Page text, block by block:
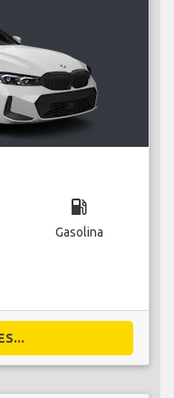
local_gas_station
Gasolina